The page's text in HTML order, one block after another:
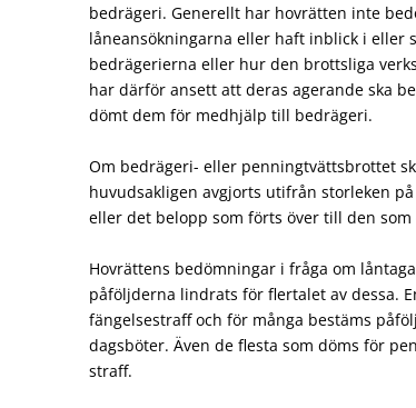
bedrägeri. Generellt har hovrätten inte
låneansökningarna eller haft inblick i eller
bedrägerierna eller hur den brottsliga
har därför ansett att deras agerande ska
dömt dem för medhjälp till bedrägeri.
Om bedrägeri- eller penningtvättsbrottet
huvudsakligen avgjorts utifrån storleken
eller det belopp som förts över till den
Hovrättens bedömningar i fråga om
påföljderna lindrats för flertalet av dessa.
fängelsestraff och för många bestäms
dagsböter. Även de flesta som döms för
straff.